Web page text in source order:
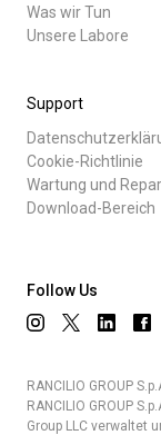
Was wir Tun
Unsere Labore
Support
Cookie-Richtlinie
Wartung und
Download-Bereich
Follow Us
RANCILIO GROUP
RANCILIO GROUP
Group LLC verwaltet